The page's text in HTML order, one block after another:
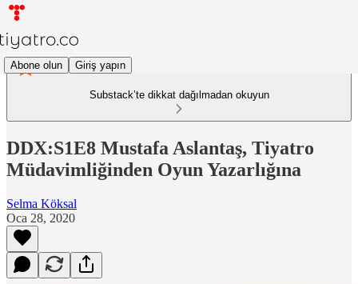
Abone olun Giriş yapın
Substack’te dikkat dağılmadan okuyun
DDX:S1E8 Mustafa Aslantaş, Tiyatro
Müdavimliğinden Oyun Yazarlığına
Selma Köksal
Oca 28, 2020